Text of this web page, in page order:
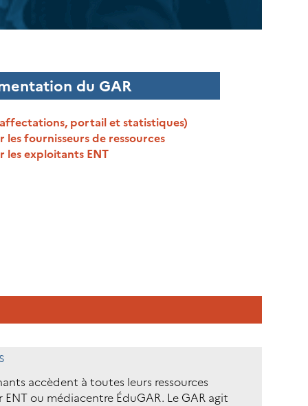
du GAR
portail et statistiques)
fournisseurs de ressources
les exploitants ENT
accèdent à toutes leurs ressources
ou médiacentre ÉduGAR. Le GAR agit